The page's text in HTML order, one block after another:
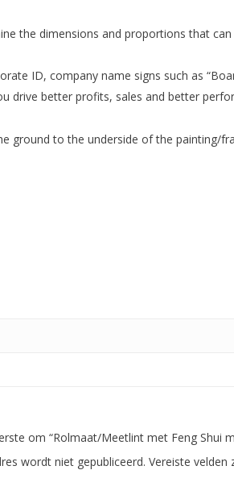
the dimensions and proportions that
ID, company name signs such as
drive better profits, sales and better
ground to the underside of the painting/
om “Rolmaat/Meetlint met Feng Shui
wordt niet gepubliceerd. Vereiste velden